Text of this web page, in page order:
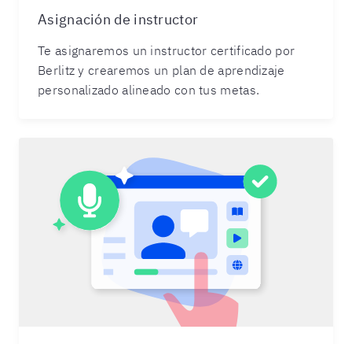
Asignación de instructor
Te asignaremos un instructor certificado por
Berlitz y crearemos un plan de aprendizaje
personalizado alineado con tus metas.